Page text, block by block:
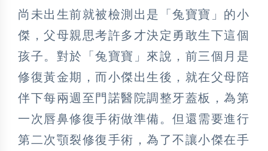
尚未出生前就被檢測出是「兔寶寶」的小
傑，父母親思考許多才決定勇敢生下這個
孩子。對於「兔寶寶」來說，前三個月是
修復黃金期，而小傑出生後，就在父母陪
伴下每兩週至門諾醫院調整牙蓋板，為第
一次唇鼻修復手術做準備。但還需要進行
第二次顎裂修復手術，為了不讓小傑在手